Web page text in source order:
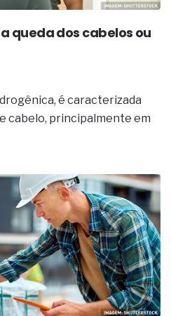
queda dos cabelos ou
é caracterizada
cabelo, principalmente em